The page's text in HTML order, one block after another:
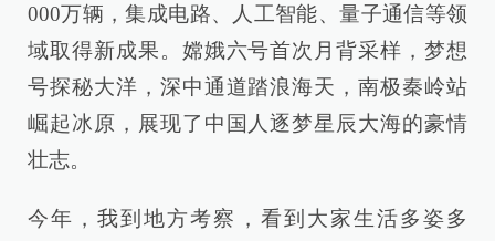
000万辆，集成电路、人工智能、量子通信等领
域取得新成果。嫦娥六号首次月背采样，梦想
号探秘大洋，深中通道踏浪海天，南极秦岭站
崛起冰原，展现了中国人逐梦星辰大海的豪情
壮志。
今年，我到地方考察，看到大家生活多姿多